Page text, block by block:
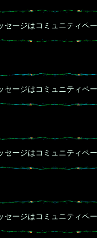
セージはコミュニティペ
セージはコミュニティペ
セージはコミュニティペ
セージはコミュニティペ